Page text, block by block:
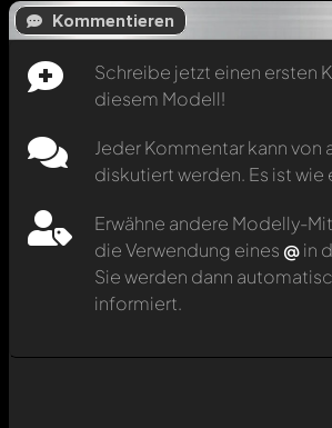
Kommentieren
Schreibe jetzt einen ersten
diesem Modell!
Jeder Kommentar kann von
diskutiert werden. Es ist wie
Erwähne andere Modelly-
die Verwendung eines @in
Sie werden dann
informiert.